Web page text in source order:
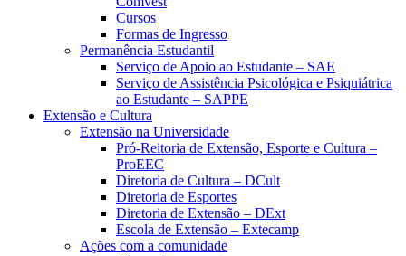
Cursos
Formas de Ingresso
Permanência Estudantil
Serviço de Apoio ao Estudante – SAE
Serviço de Assistência Psicológica e Psiquiátrica
ao Estudante – SAPPE
Extensão e Cultura
Extensão na Universidade
Pró-Reitoria de Extensão, Esporte e Cultura –
ProEEC
Diretoria de Cultura – DCult
Diretoria de Esportes
Diretoria de Extensão – DExt
Escola de Extensão – Extecamp
Ações com a comunidade